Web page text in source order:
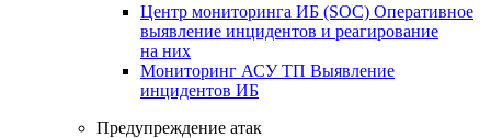
Центр мониторинга ИБ (SOC) Оперативное
выявление инцидентов и реагирование
на них
Мониторинг АСУ ТП Выявление
инцидентов ИБ
Предупреждение атак